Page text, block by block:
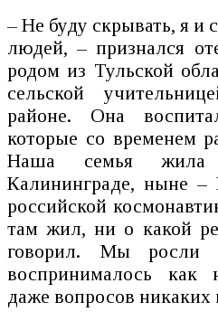
– Не буду скрывать, я и
людей, – признался
родом из Тульской
сельской
районе. Она
которые со временем
Наша семья жила
Калининграде, ныне –
российской
там жил, ни о какой
говорил. Мы
воспринималось как
даже вопросов никаких